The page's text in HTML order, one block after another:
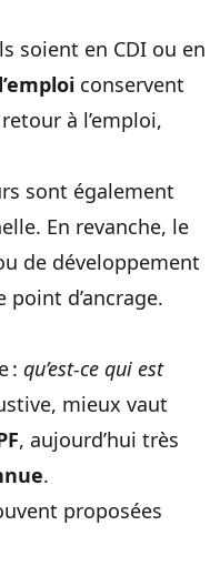
soient en CDI ou en
conservent
à l’emploi,
sont également
En revanche, le
de développement
d’ancrage.
: qu’est-ce qui est
mieux vaut
, aujourd’hui très
.
proposées